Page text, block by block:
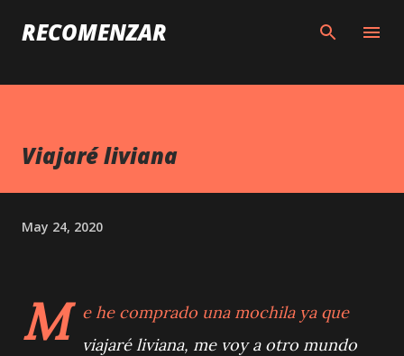
Skip to main content
RECOMENZAR
Viajaré liviana
May 24, 2020
M
e he comprado una mochila ya que
viajaré liviana, me voy a otro mundo